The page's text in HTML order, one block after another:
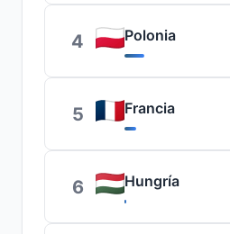
4 Polonia
5 Francia
6 Hungría